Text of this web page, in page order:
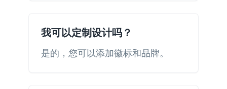
我可以定制设计吗？
是的，您可以添加徽标和品牌。